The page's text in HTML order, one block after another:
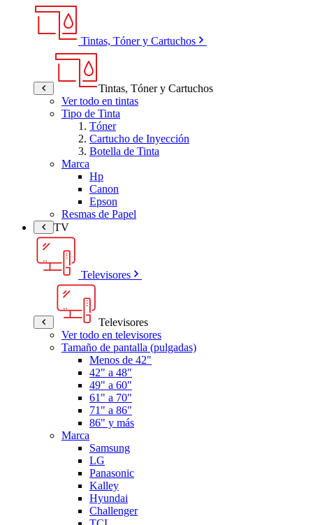
Tintas, Tóner y Cartuchos
Tintas, Tóner y Cartuchos
Ver todo en tintas
Tipo de Tinta
Tóner
Cartucho de Inyección
Botella de Tinta
Marca
Hp
Canon
Epson
Resmas de Papel
TV
Televisores
Televisores
Ver todo en televisores
Tamaño de pantalla (pulgadas)
Menos de 42"
42" a 48"
49" a 60"
61" a 70"
71" a 86"
86" y más
Marca
Samsung
LG
Panasonic
Kalley
Hyundai
Challenger